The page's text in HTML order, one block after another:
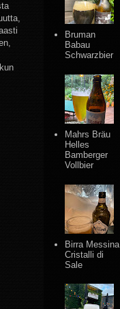
Bruman
Babau
Schwarzbier
Mahrs Bräu
Helles
Bamberger
Vollbier
Birra Messina
Cristalli di
Sale